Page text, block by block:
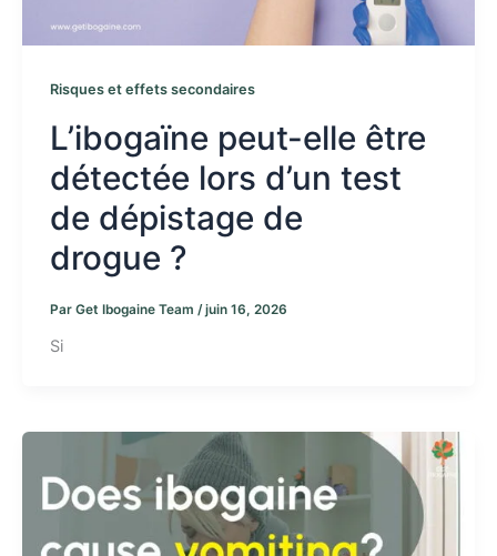
Risques et effets secondaires
L’ibogaïne peut-elle être
détectée lors d’un test
de dépistage de
drogue ?
Par Get Ibogaine Team /juin 16, 2026
Si